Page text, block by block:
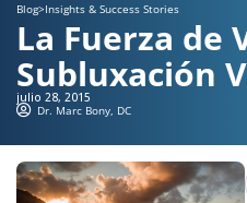
Blog>Insights & Success Stories
La Fuerza de
Subluxación
julio 28, 2015
Dr. Marc Bony, DC